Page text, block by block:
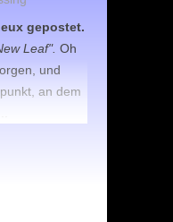
gepostet.
Leaf". Oh
und
an dem